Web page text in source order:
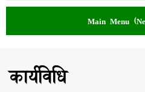
Main Menu
कार्यविधि